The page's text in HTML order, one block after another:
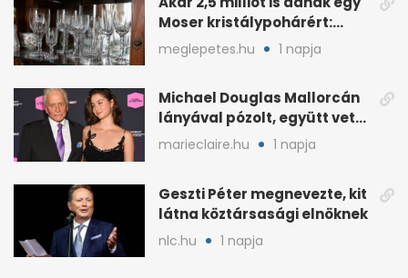
Moser kristálypohárért:
otthon is lapulhat
meglepetes.hu 1 napja
Michael Douglas Mallorcán
lányával pózolt, együtt vette
át az elismerést
marieclaire.hu 1 napja
Geszti Péter megnevezte, kit
látna köztársasági elnöknek
nlc.hu 1 napja